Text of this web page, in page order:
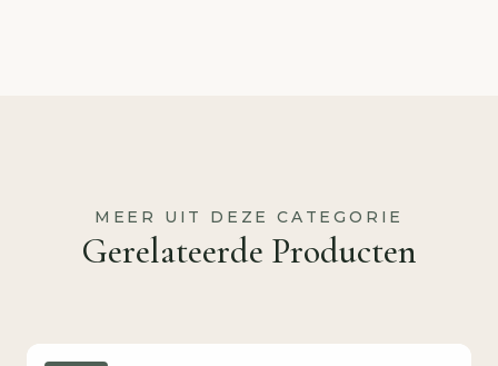
MEER UIT DEZE CATEGORIE
Gerelateerde Producten